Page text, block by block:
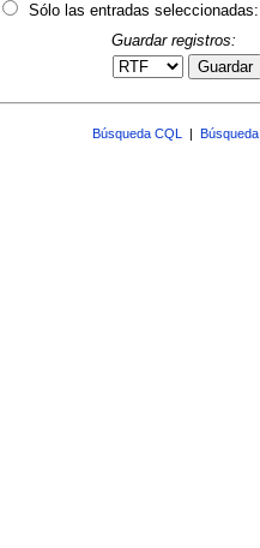
Sólo las entradas seleccionadas:
Guardar registros:
Guardar
Búsqueda CQL